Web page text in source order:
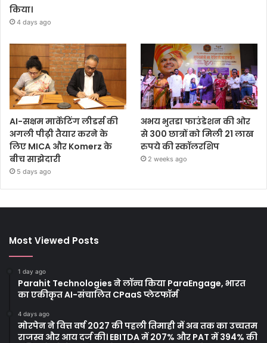
किया।
4 days ago
AI-सक्षम मार्केटिंग लीडर्स की
अगली पीढ़ी तैयार करने के
लिए MICA और Komerz के
बीच साझेदारी
5 days ago
अभय भुतडा फाउंडेशन की ओर
से 300 छात्रों को मिली 21 लाख
रुपये की स्कॉलरशिप
2 weeks ago
Most Viewed Posts
1 day ago
Parahit Technologies ने लॉन्च किया ParaEngage, भारत
का एकीकृत AI-संचालित CPaaS प्लेटफॉर्म
4 days ago
मोरपेन ने वित्त वर्ष 2027 की पहली तिमाही में अब तक का उच्चतम
राजस्व और आय दर्ज की। EBITDA में 207% और PAT में 394% की